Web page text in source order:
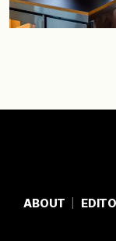
ABOUT